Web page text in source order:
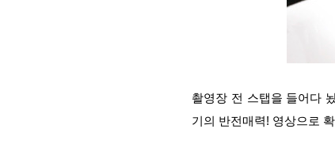
촬영장 전 스탭을 들어다
기의 반전매력! 영상으로